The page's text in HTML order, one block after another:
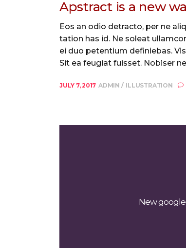
Apstract is a new
Eos an odio detracto, per ne
tation has id. Ne soleat
ei duo petentium definiebas.
Sit ea feugiat fuisset. Nobiser
JULY 7, 2017 ADMIN ILLUSTRATION
New google